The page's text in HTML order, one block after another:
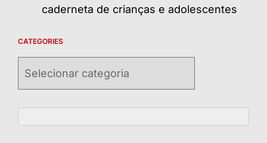
caderneta de crianças e adolescentes
CATEGORIES